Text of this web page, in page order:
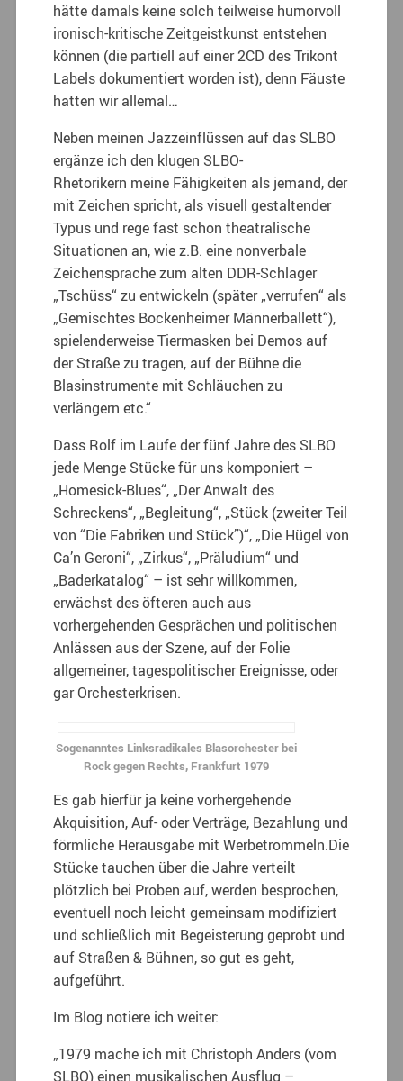
hätte damals keine solch teilweise humorvoll
ironisch-kritische Zeitgeistkunst entstehen
können (die partiell auf einer 2CD des Trikont
Labels dokumentiert worden ist), denn Fäuste
hatten wir allemal…
Neben meinen Jazzeinflüssen auf das SLBO
ergänze ich den klugen SLBO-
Rhetorikern meine Fähigkeiten als jemand, der
mit Zeichen spricht, als visuell gestaltender
Typus und rege fast schon theatralische
Situationen an, wie z.B. eine nonverbale
Zeichensprache zum alten DDR-Schlager
„Tschüss“ zu entwickeln (später „verrufen“ als
„Gemischtes Bockenheimer Männerballett“),
spielenderweise Tiermasken bei Demos auf
der Straße zu tragen, auf der Bühne die
Blasinstrumente mit Schläuchen zu
verlängern etc.“
Dass Rolf im Laufe der fünf Jahre des SLBO
jede Menge Stücke für uns komponiert –
„Homesick-Blues“, „Der Anwalt des
Schreckens“, „Begleitung“, „Stück (zweiter Teil
von “Die Fabriken und Stück”)“, „Die Hügel von
Ca’n Geroni“, „Zirkus“, „Präludium“ und
„Baderkatalog“ – ist sehr willkommen,
erwächst des öfteren auch aus
vorhergehenden Gesprächen und politischen
Anlässen aus der Szene, auf der Folie
allgemeiner, tagespolitischer Ereignisse, oder
gar Orchesterkrisen.
Sogenanntes Linksradikales Blasorchester bei
Rock gegen Rechts, Frankfurt 1979
Es gab hierfür ja keine vorhergehende
Akquisition, Auf- oder Verträge, Bezahlung und
förmliche Herausgabe mit Werbetrommeln.Die
Stücke tauchen über die Jahre verteilt
plötzlich bei Proben auf, werden besprochen,
eventuell noch leicht gemeinsam modifiziert
und schließlich mit Begeisterung geprobt und
auf Straßen & Bühnen, so gut es geht,
aufgeführt.
Im Blog notiere ich weiter:
„1979 mache ich mit Christoph Anders (vom
SLBO) einen musikalischen Ausflug –